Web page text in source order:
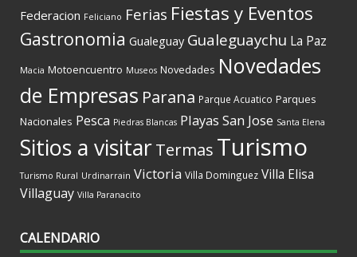
Federacion Feliciano Ferias Fiestas y Eventos
Gastronomia Gualeguay Gualeguaychu La Paz
Macia Motoencuentro Museos Novedades Novedades
de Empresas Parana Parque Acuatico Parques
Nacionales Pesca Piedras Blancas Playas San Jose Santa Elena
Sitios a visitarTermas Turismo
Turismo Rural Urdinarrain Victoria Villa Dominguez Villa Elisa
Villaguay Villa Paranacito
CALENDARIO